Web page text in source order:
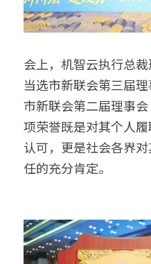
会上，机智云执行总
当选市新联会第三届
市新联会第二届理事
项荣誉既是对其个人
认可，更是社会各界
任的充分肯定。